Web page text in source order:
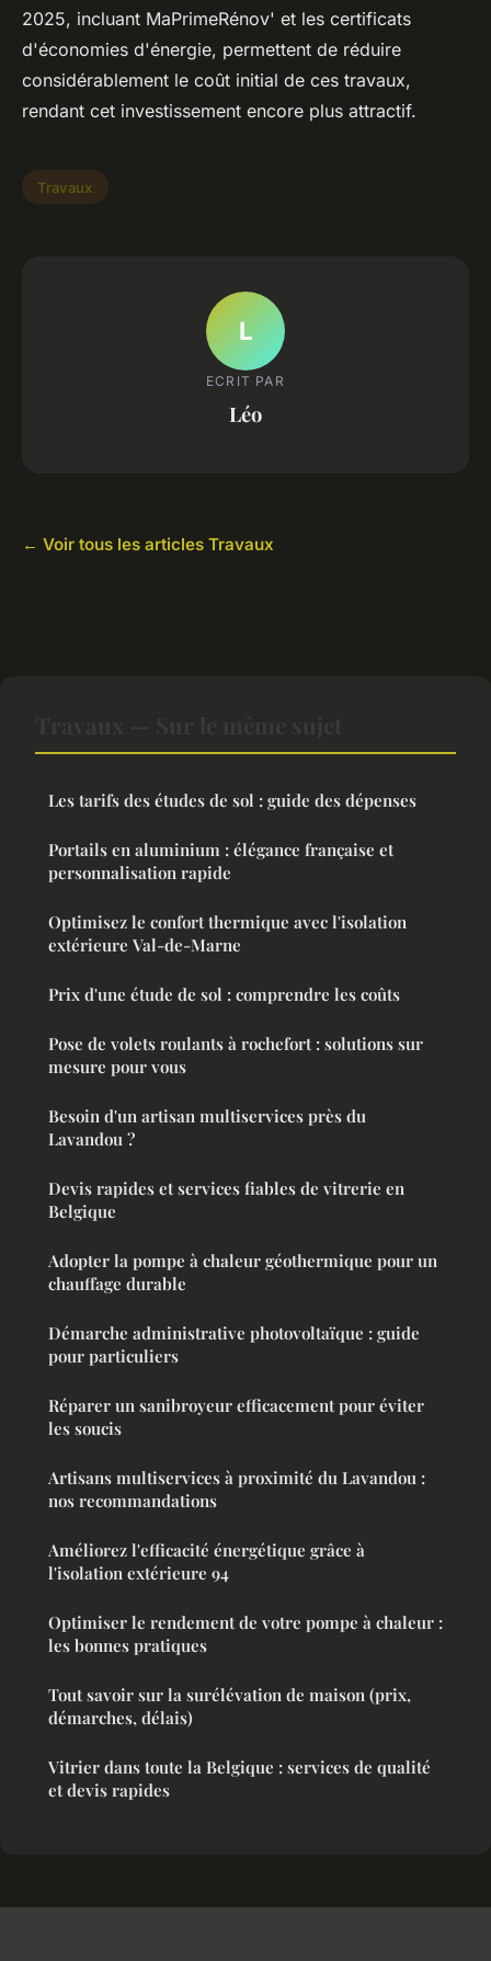
2025, incluant MaPrimeRénov' et les certificats
d'économies d'énergie, permettent de réduire
considérablement le coût initial de ces travaux,
rendant cet investissement encore plus attractif.
Travaux
L
ECRIT PAR
Léo
← Voir tous les articles Travaux
Les tarifs des études de sol : guide des dépenses
Portails en aluminium : élégance française et
personnalisation rapide
Optimisez le confort thermique avec l'isolation
extérieure Val-de-Marne
Prix d'une étude de sol : comprendre les coûts
Pose de volets roulants à rochefort : solutions sur
mesure pour vous
Besoin d'un artisan multiservices près du
Lavandou ?
Devis rapides et services fiables de vitrerie en
Belgique
Adopter la pompe à chaleur géothermique pour un
chauffage durable
Démarche administrative photovoltaïque : guide
pour particuliers
Réparer un sanibroyeur efficacement pour éviter
les soucis
Artisans multiservices à proximité du Lavandou :
nos recommandations
Améliorez l'efficacité énergétique grâce à
l'isolation extérieure 94
Optimiser le rendement de votre pompe à chaleur :
les bonnes pratiques
Tout savoir sur la surélévation de maison (prix,
démarches, délais)
Vitrier dans toute la Belgique : services de qualité
et devis rapides